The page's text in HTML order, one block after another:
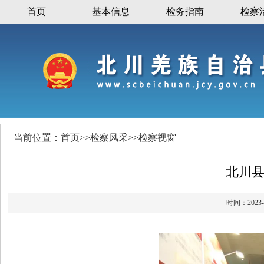
首页 基本信息 检务指南 检察
当前位置： 首页>>检察风采>>检察视窗
北川
时间：